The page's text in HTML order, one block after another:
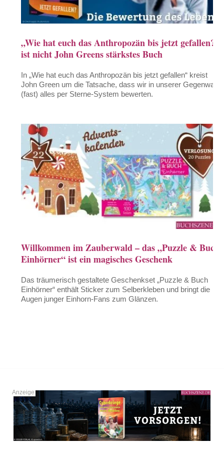
„Wie hat euch das Anthropozän bis jetzt gefallen?“
ist nicht John Greens stärkstes Buch
In „Wie hat euch das Anthropozän bis jetzt gefallen“ kreist
John Green um die Tatsache, dass wir in unserer Gegenwart
(fast) alles per Sterne-System bewerten.
Willkommen im Zauberwald – das „Puzzle & Buch
Einhörner“ ist ein magisches Geschenk
Das träumerisch gestaltete Geschenkset „Puzzle & Buch
Einhörner“ enthält Sticker zum Selberkleben und bringt die
Augen junger Einhorn-Fans zum Glänzen.